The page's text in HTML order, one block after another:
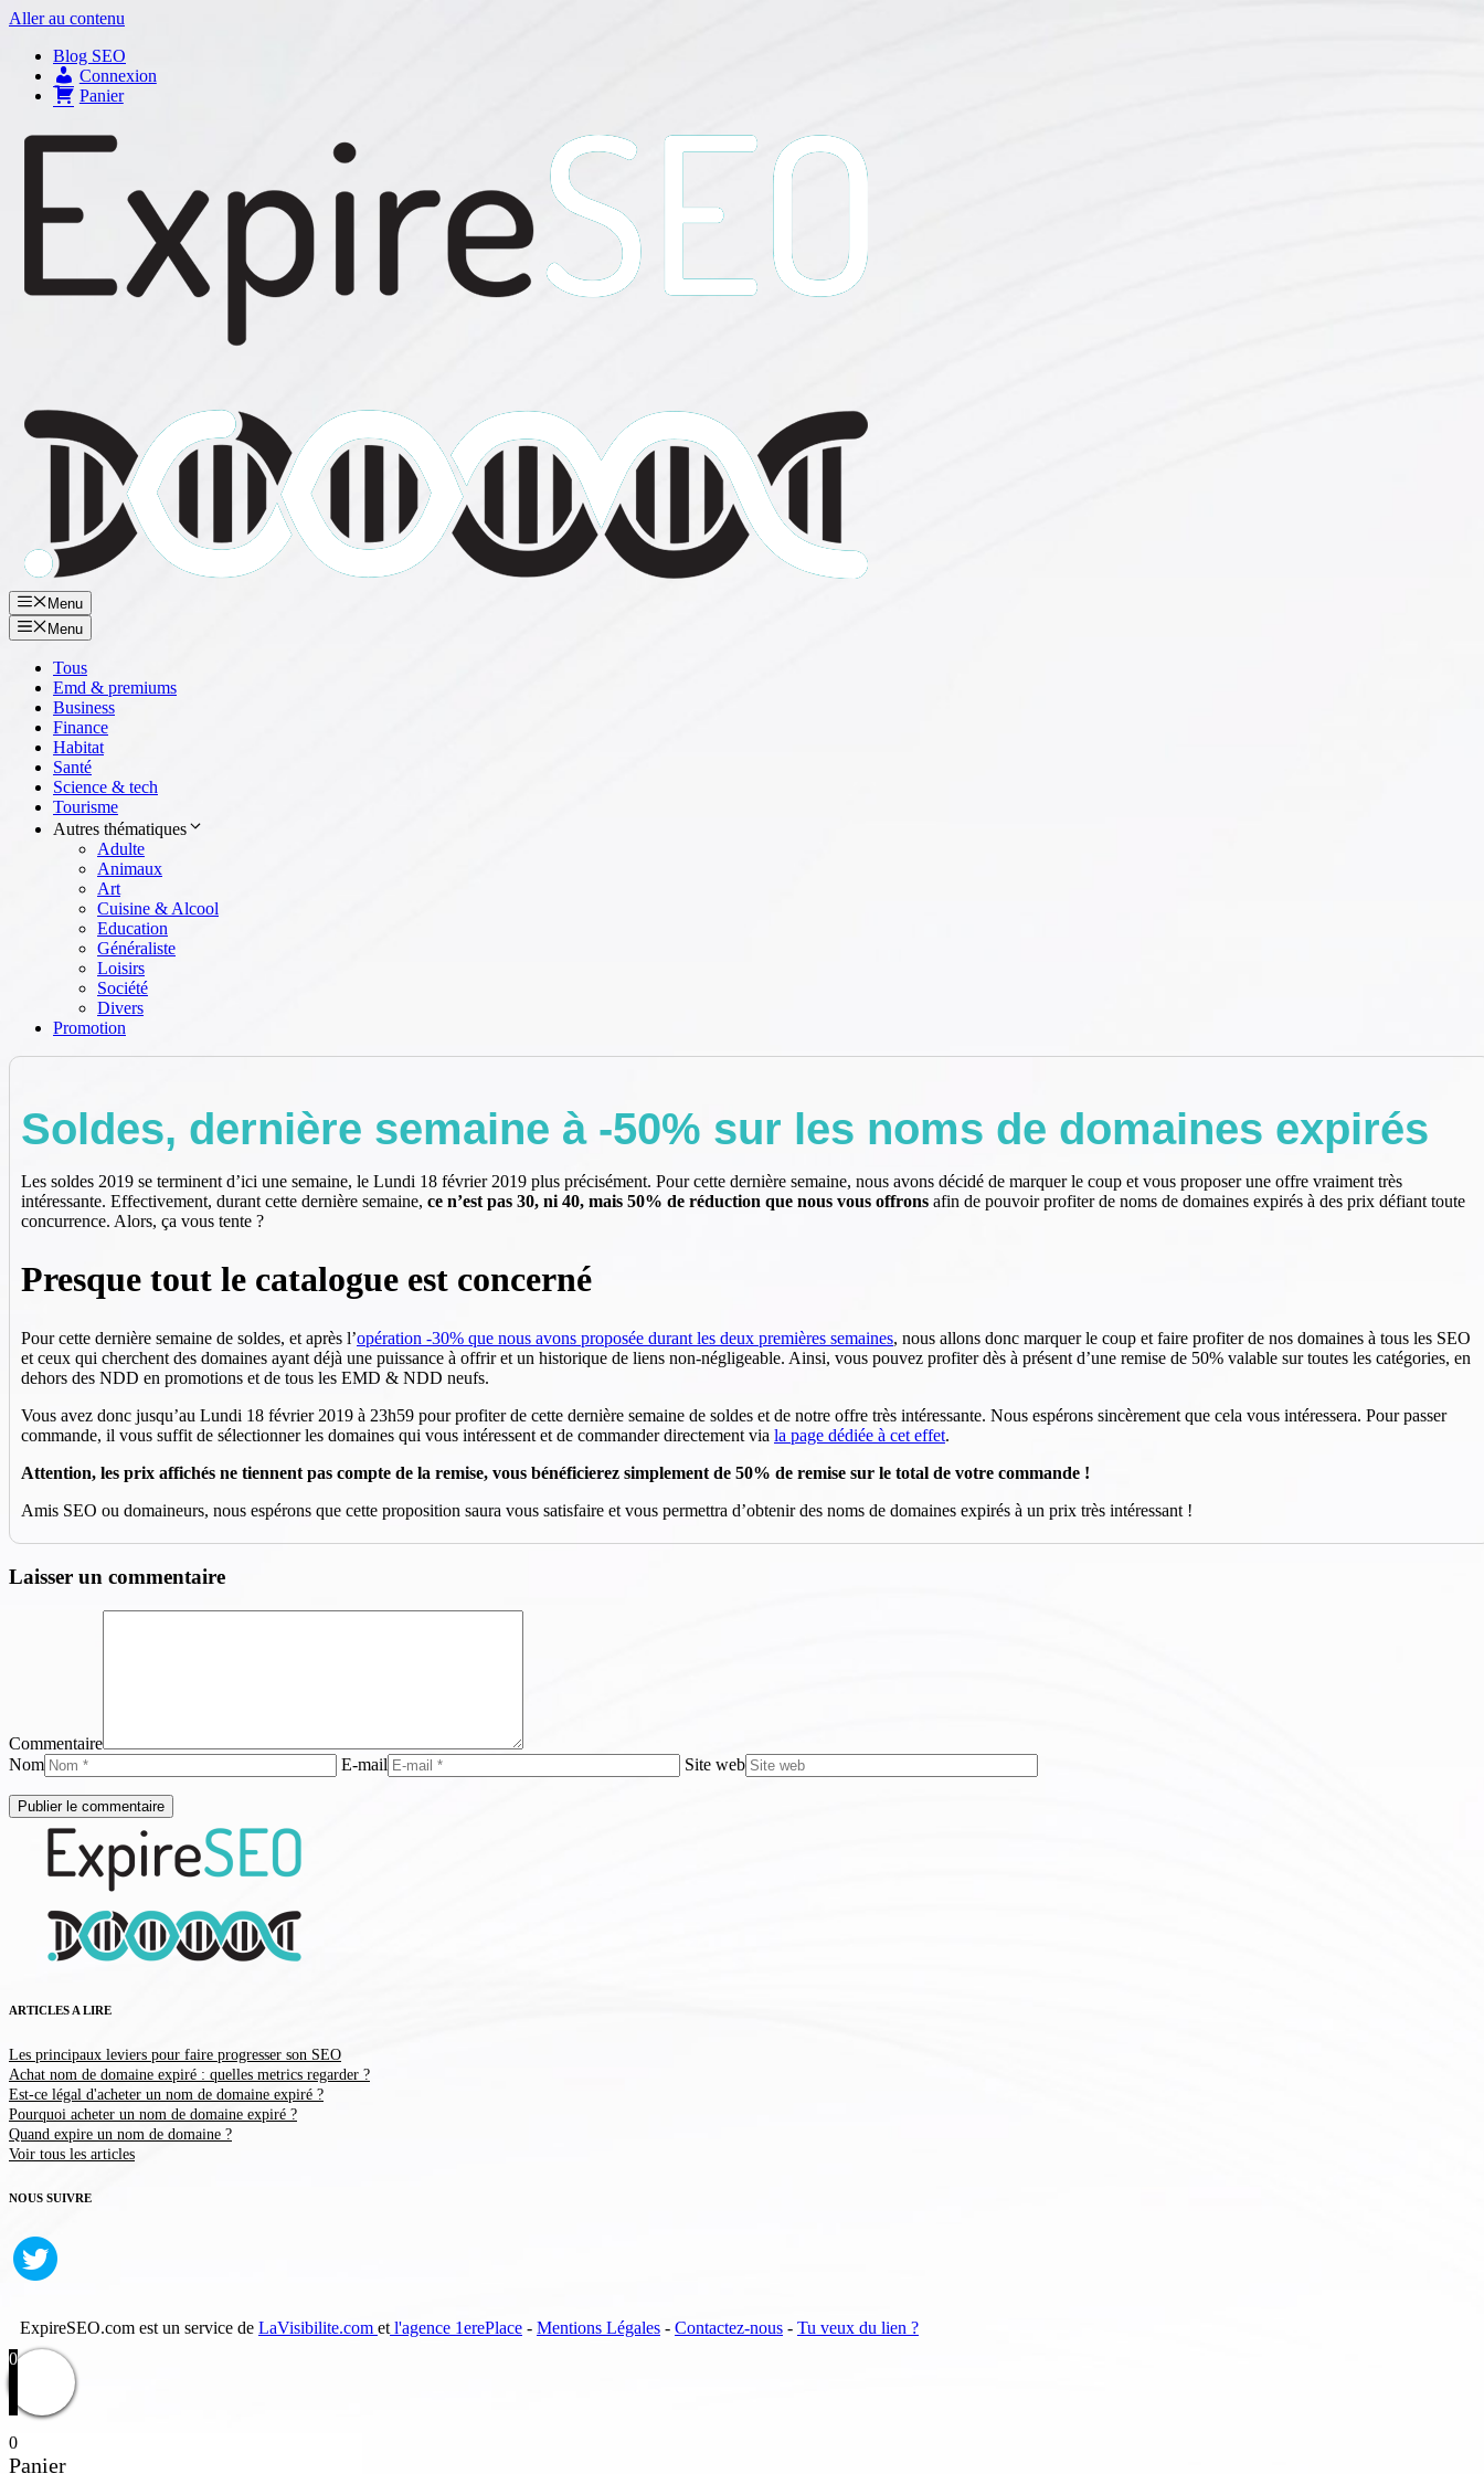
Aller au contenu
Blog SEO
Connexion
Panier
Menu
Menu
Tous
Emd & premiums
Business
Finance
Habitat
Santé
Science & tech
Tourisme
Autres thématiques
Adulte
Animaux
Art
Cuisine & Alcool
Education
Généraliste
Loisirs
Société
Divers
Promotion
Soldes, dernière semaine à -50% sur les noms de domaines expirés
Les soldes 2019 se terminent d’ici une semaine, le Lundi 18 février 2019 plus précisément. Pour cette dernière semaine, nous avons décidé de marquer le coup et vous proposer une offre vraiment très
intéressante. Effectivement, durant cette dernière semaine, ce n’est pas 30, ni 40, mais 50% de réduction que nous vous offrons afin de pouvoir profiter de noms de domaines expirés à des prix défiant toute
concurrence. Alors, ça vous tente ?
Presque tout le catalogue est concerné
Pour cette dernière semaine de soldes, et après l’opération -30% que nous avons proposée durant les deux premières semaines, nous allons donc marquer le coup et faire profiter de nos domaines à tous les SEO
et ceux qui cherchent des domaines ayant déjà une puissance à offrir et un historique de liens non-négligeable. Ainsi, vous pouvez profiter dès à présent d’une remise de 50% valable sur toutes les catégories, en
dehors des NDD en promotions et de tous les EMD & NDD neufs.
Vous avez donc jusqu’au Lundi 18 février 2019 à 23h59 pour profiter de cette dernière semaine de soldes et de notre offre très intéressante. Nous espérons sincèrement que cela vous intéressera. Pour passer
commande, il vous suffit de sélectionner les domaines qui vous intéressent et de commander directement via la page dédiée à cet effet.
Attention, les prix affichés ne tiennent pas compte de la remise, vous bénéficierez simplement de 50% de remise sur le total de votre commande !
Amis SEO ou domaineurs, nous espérons que cette proposition saura vous satisfaire et vous permettra d’obtenir des noms de domaines expirés à un prix très intéressant !
Laisser un commentaire
Commentaire
Nom
E-mail Site web
ARTICLES A LIRE
Les principaux leviers pour faire progresser son SEO
Achat nom de domaine expiré : quelles metrics regarder ?
Est-ce légal d'acheter un nom de domaine expiré ?
Pourquoi acheter un nom de domaine expiré ?
Quand expire un nom de domaine ?
Voir tous les articles
NOUS SUIVRE
ExpireSEO.com est un service de LaVisibilite.com et l'agence 1erePlace - Mentions Légales - Contactez-nous - Tu veux du lien ?
0
0
Panier